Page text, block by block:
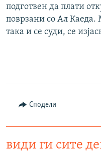
подготвен да плати
поврзани со Ал Каеда.
така и се суди, се
Сподели
види ги сите